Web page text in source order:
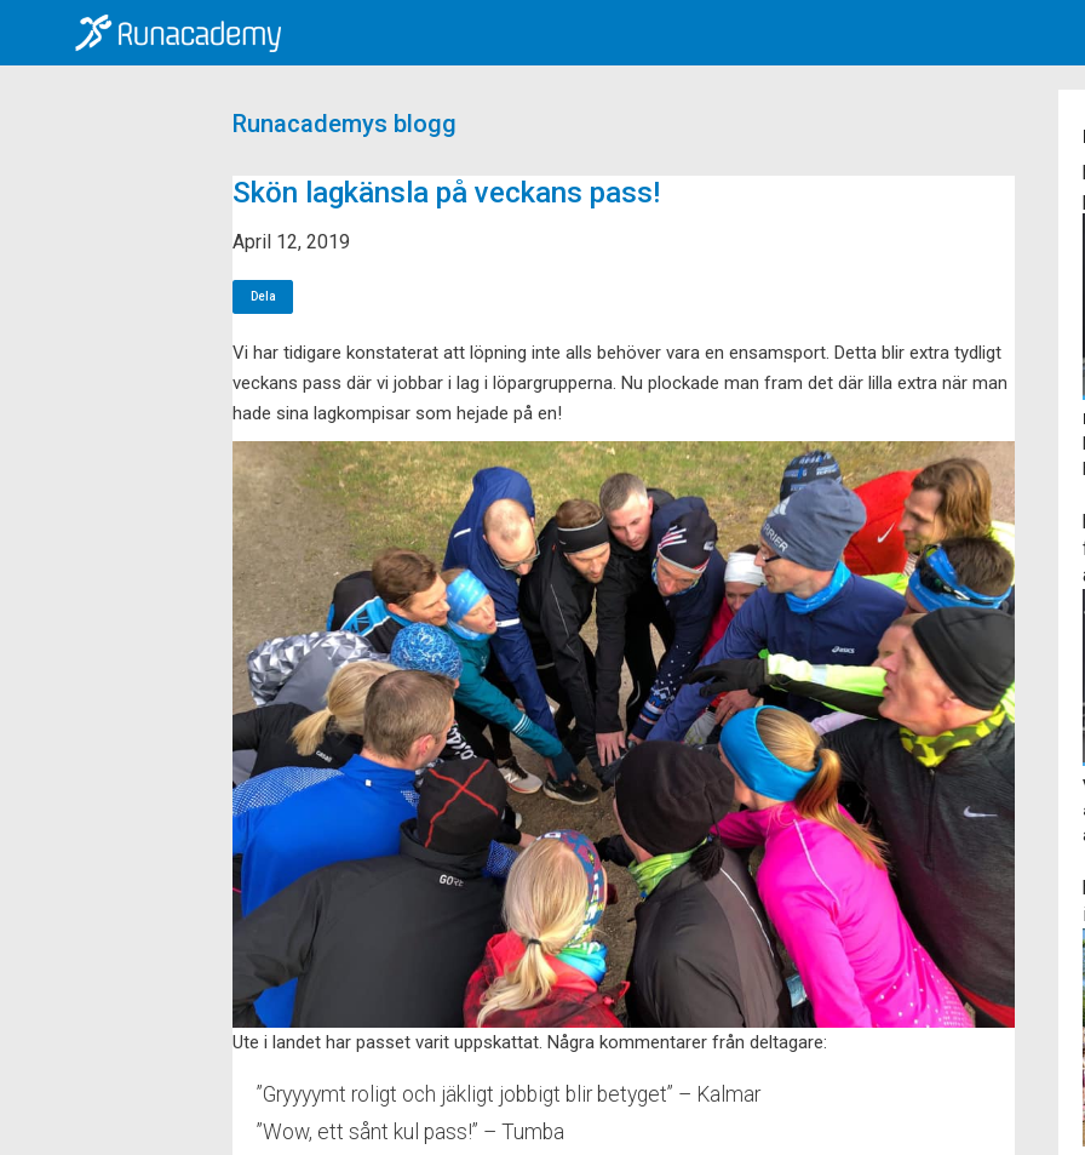
Runacademys blogg
Skön lagkänsla på veckans pass!
April 12, 2019
Dela
Vi har tidigare konstaterat att löpning inte alls behöver vara en ensamsport. Detta blir extra tydligt
veckans pass där vi jobbar i lag i löpargrupperna. Nu plockade man fram det där lilla extra när man
hade sina lagkompisar som hejade på en!
Ute i landet har passet varit uppskattat. Några kommentarer från deltagare:
”Gryyyymt roligt och jäkligt jobbigt blir betyget” – Kalmar
”Wow, ett sånt kul pass!” – Tumba